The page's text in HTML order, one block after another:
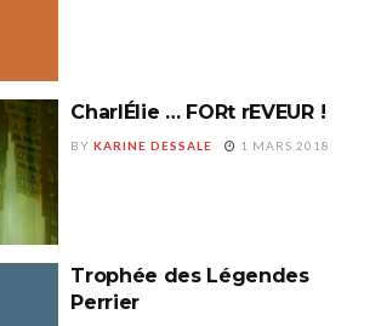
CharlÉlie … FORt rEVEUR !
BY KARINE DESSALE 1 MARS 2018
Trophée des Légendes
Perrier